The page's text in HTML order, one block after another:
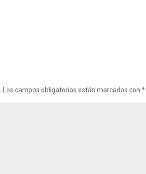
Los campos obligatorios están marcados con*